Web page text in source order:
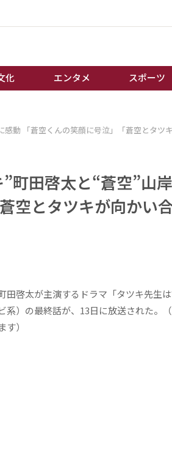
化 エンタメ スポーツ
競輪
ボートレ
動 「蒼空くんの笑顔に号泣」「蒼空とタツ
町田啓太と“蒼空”山
空とタツキが向かい
田啓太が主演するドラマ「タツキ先生
系）の最終話が、13日に放送された。
す）